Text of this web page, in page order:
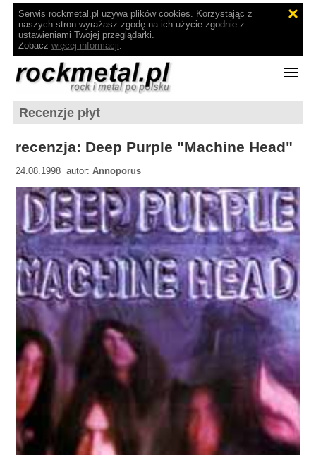
Serwis rockmetal.pl używa plików cookies. Korzystając z
naszych stron wyrażasz zgodę na ich użycie zgodnie z
ustawieniami Twojej przeglądarki.
Zobacz więcej informacji.
Recenzje płyt
recenzja: Deep Purple "Machine Head"
24.08.1998 autor:Annoporus